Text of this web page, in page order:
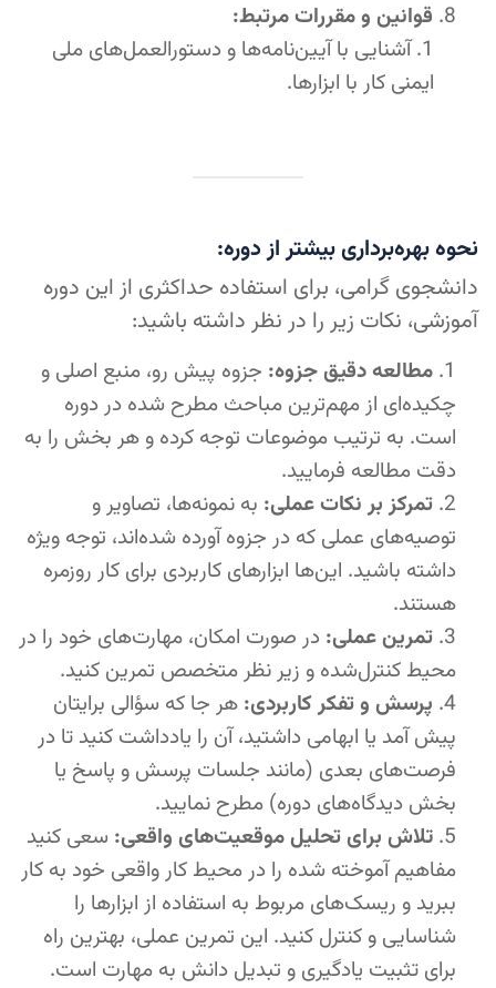
قوانین و مقررات مرتبط:
آشنایی با آیین‌نامه‌ها و دستورالعمل‌های ملی
ایمنی کار با ابزارها.
نحوه بهره‌برداری بیشتر از دوره:
دانشجوی گرامی، برای استفاده حداکثری از این دوره
آموزشی، نکات زیر را در نظر داشته باشید:
مطالعه دقیق جزوه: جزوه پیش رو، منبع اصلی و
چکیده‌ای از مهم‌ترین مباحث مطرح شده در دوره
است. به ترتیب موضوعات توجه کرده و هر بخش را به
دقت مطالعه فرمایید.
تمرکز بر نکات عملی: به نمونه‌ها، تصاویر و
توصیه‌های عملی که در جزوه آورده شده‌اند، توجه ویژه
داشته باشید. این‌ها ابزارهای کاربردی برای کار روزمره
هستند.
تمرین عملی: در صورت امکان، مهارت‌های خود را در
محیط کنترل‌شده و زیر نظر متخصص تمرین کنید.
پرسش و تفکر کاربردی: هر جا که سؤالی برایتان
پیش آمد یا ابهامی داشتید، آن را یادداشت کنید تا در
فرصت‌های بعدی (مانند جلسات پرسش و پاسخ یا
بخش دیدگاه‌های دوره) مطرح نمایید.
تلاش برای تحلیل موقعیت‌های واقعی: سعی کنید
مفاهیم آموخته شده را در محیط کار واقعی خود به کار
ببرید و ریسک‌های مربوط به استفاده از ابزارها را
شناسایی و کنترل کنید. این تمرین عملی، بهترین راه
برای تثبیت یادگیری و تبدیل دانش به مهارت است.